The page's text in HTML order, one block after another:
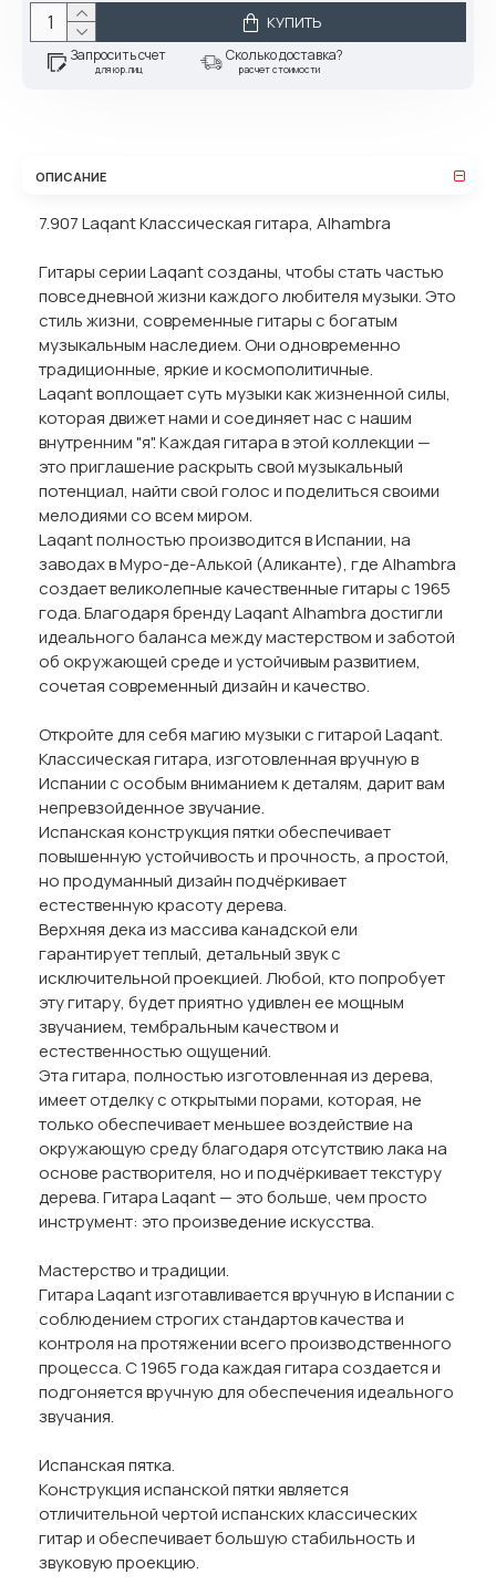
КУПИТЬ
Запросить счет
для юр.лиц
Сколько доставка?
расчет стоимости
ОПИСАНИЕ
7.907 Laqant Классическая гитара, Alhambra
Гитары серии Laqant созданы, чтобы стать частью
повседневной жизни каждого любителя музыки. Это
стиль жизни, современные гитары с богатым
музыкальным наследием. Они одновременно
традиционные, яркие и космополитичные.
Laqant воплощает суть музыки как жизненной силы,
которая движет нами и соединяет нас с нашим
внутренним "я". Каждая гитара в этой коллекции —
это приглашение раскрыть свой музыкальный
потенциал, найти свой голос и поделиться своими
мелодиями со всем миром.
Laqant полностью производится в Испании, на
заводах в Муро-де-Алькой (Аликанте), где Alhambra
создает великолепные качественные гитары с 1965
года. Благодаря бренду Laqant Alhambra достигли
идеального баланса между мастерством и заботой
об окружающей среде и устойчивым развитием,
сочетая современный дизайн и качество.
Откройте для себя магию музыки с гитарой Laqant.
Классическая гитара, изготовленная вручную в
Испании с особым вниманием к деталям, дарит вам
непревзойденное звучание.
Испанская конструкция пятки обеспечивает
повышенную устойчивость и прочность, а простой,
но продуманный дизайн подчёркивает
естественную красоту дерева.
Верхняя дека из массива канадской ели
гарантирует теплый, детальный звук с
исключительной проекцией. Любой, кто попробует
эту гитару, будет приятно удивлен ее мощным
звучанием, тембральным качеством и
естественностью ощущений.
Эта гитара, полностью изготовленная из дерева,
имеет отделку с открытыми порами, которая, не
только обеспечивает меньшее воздействие на
окружающую среду благодаря отсутствию лака на
основе растворителя, но и подчёркивает текстуру
дерева. Гитара Laqant — это больше, чем просто
инструмент: это произведение искусства.
Мастерство и традиции.
Гитара Laqant изготавливается вручную в Испании с
соблюдением строгих стандартов качества и
контроля на протяжении всего производственного
процесса. С 1965 года каждая гитара создается и
подгоняется вручную для обеспечения идеального
звучания.
Испанская пятка.
Конструкция испанской пятки является
отличительной чертой испанских классических
гитар и обеспечивает большую стабильность и
звуковую проекцию.